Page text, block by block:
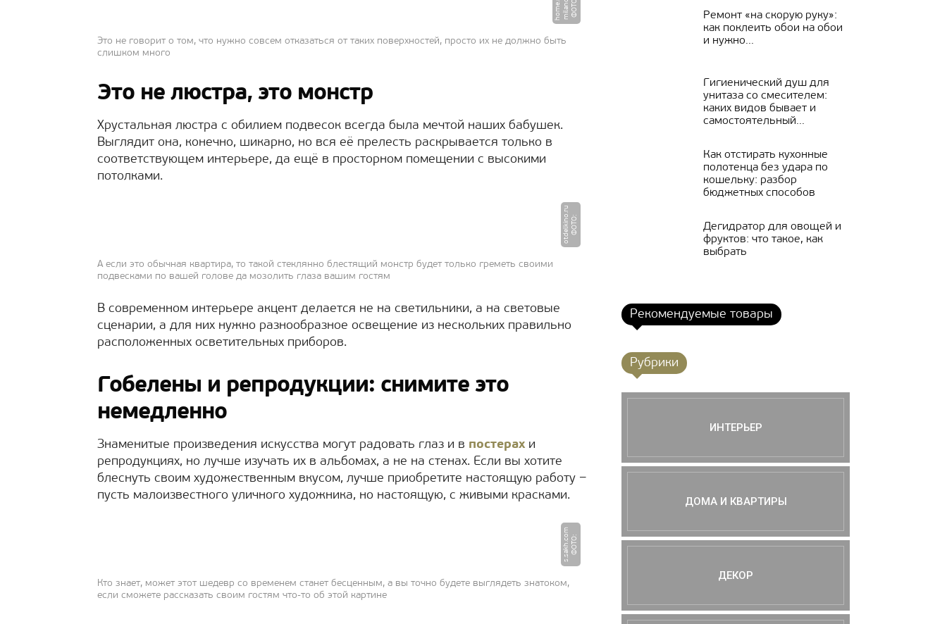
Ф
О
Т
О
:
mi
l
a
n
o
-h
o
m
e.
r
u
Это не говорит о том, что нужно совсем отказаться от таких поверхностей, просто их не должно быть
слишком много
Это не люстра, это монстр
Хрустальная люстра с обилием подвесок всегда была мечтой наших бабушек.
Выглядит она, конечно, шикарно, но вся её прелесть раскрывается только в
соответствующем интерьере, да ещё в просторном помещении с высокими
потолками.
Ф
О
Т
О
:
o
t
d
e
l
ki
n
o.
r
u
А если это обычная квартира, то такой стеклянно блестящий монстр будет только греметь своими
подвесками по вашей голове да мозолить глаза вашим гостям
В современном интерьере акцент делается не на светильники, а на световые
сценарии, а для них нужно разнообразное освещение из нескольких правильно
расположенных осветительных приборов.
Гобелены и репродукции: снимите это
немедленно
Знаменитые произведения искусства могут радовать глаз и в постерах и
репродукциях, но лучше изучать их в альбомах, а не на стенах. Если вы хотите
блеснуть своим художественным вкусом, лучше приобретите настоящую работу −
пусть малоизвестного уличного художника, но настоящую, с живыми красками.
Ф
О
Т
О
:
s.
s
a
k
h.
c
o
m
Кто знает, может этот шедевр со временем станет бесценным, а вы точно будете выглядеть знатоком,
если сможете рассказать своим гостям что-то об этой картине
Ремонт «на скорую руку»:
как поклеить обои на обои
и нужно...
Гигиенический душ для
унитаза со смесителем:
каких видов бывает и
самостоятельный...
Как отстирать кухонные
полотенца без удара по
кошельку: разбор
бюджетных способов
Дегидратор для овощей и
фруктов: что такое, как
выбрать
Рекомендуемые товары
Рубрики
ИНТЕРЬЕР
ДОМА И КВАРТИРЫ
ДЕКОР